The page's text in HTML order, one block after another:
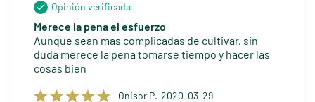
Opinión verificada
Merece la pena el esfuerzo
Aunque sean mas complicadas de cultivar, sin
duda merece la pena tomarse tiempo y hacer las
cosas bien
Onisor P. 2020-03-29